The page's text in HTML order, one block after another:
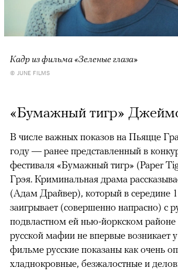
Кадр из фильма «Зеленые глаза»
© JUNE FILMS
«Бумажный тигр»
В числе важных показов на Пьяцце
году — ранее представленный в
фестиваля «Бумажный тигр» (Paper
Грэя. Криминальная драма
(Адам Драйвер), который в середине
заигрывает (совершенно напрасно) с
подвластном ей нью-йоркском
русской мафии не впервые возникает
фильме русские показаны как очень
хладнокровные, безжалостные и